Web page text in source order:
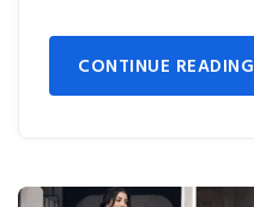
CONTINUE READING